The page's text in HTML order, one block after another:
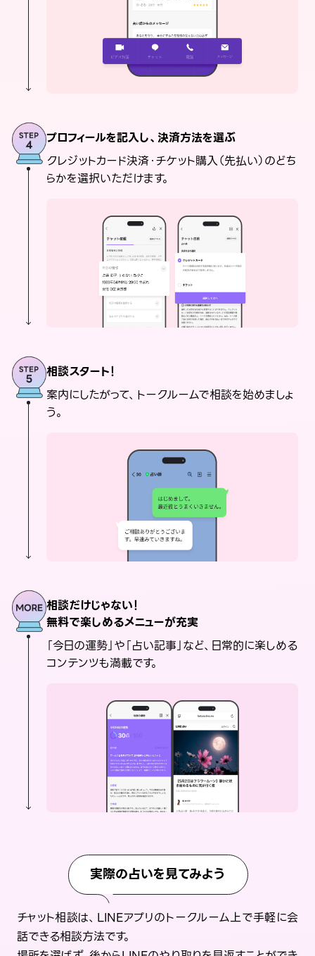
プロフィールを記入し、決済方法を選ぶ
クレジットカード決済・チケット購入（先払い）のどち
らかを選択いただけます。
相談スタート！
案内にしたがって、トークルームで相談を始めましょ
う。
相談だけじゃない！
無料で楽しめるメニューが充実
「今日の運勢」や「占い記事」など、日常的に楽しめる
コンテンツも満載です。
実際の占いを見てみよう
チャット相談は、LINEアプリのトークルーム上で手軽に会
話できる相談方法です。